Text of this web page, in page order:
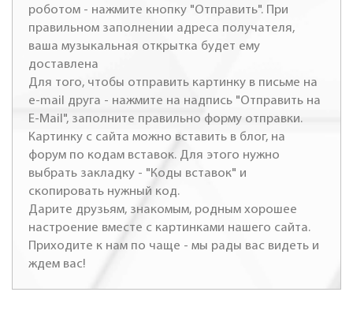
роботом - нажмите кнопку "Отправить". При
правильном заполнении адреса получателя,
ваша музыкальная открытка будет ему
доставлена
Для того, чтобы отправить картинку в письме на
e-mail друга - нажмите на надпись "Отправить на
E-Mail", заполните правильно форму отправки.
Картинку с сайта можно вставить в блог, на
форум по кодам вставок. Для этого нужно
выбрать закладку - "Коды вставок" и
скопировать нужный код.
Дарите друзьям, знакомым, родным хорошее
настроение вместе с картинками нашего сайта.
Приходите к нам по чаще - мы рады вас видеть и
ждем вас!